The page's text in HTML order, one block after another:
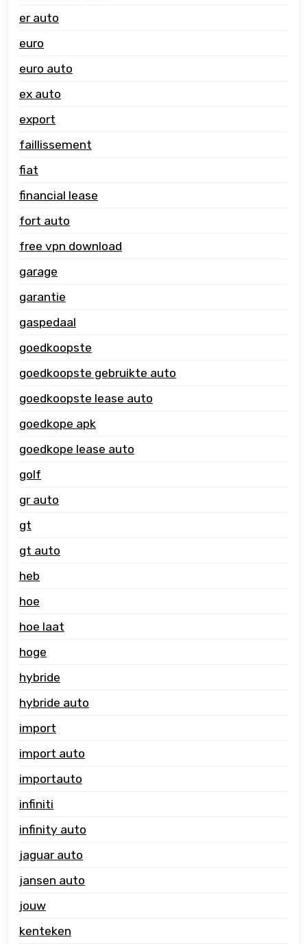
er auto
euro
euro auto
ex auto
export
faillissement
fiat
financial lease
fort auto
free vpn download
garage
garantie
gaspedaal
goedkoopste
goedkoopste gebruikte auto
goedkoopste lease auto
goedkope apk
goedkope lease auto
golf
gr auto
gt
gt auto
heb
hoe
hoe laat
hoge
hybride
hybride auto
import
import auto
importauto
infiniti
infinity auto
jaguar auto
jansen auto
jouw
kenteken